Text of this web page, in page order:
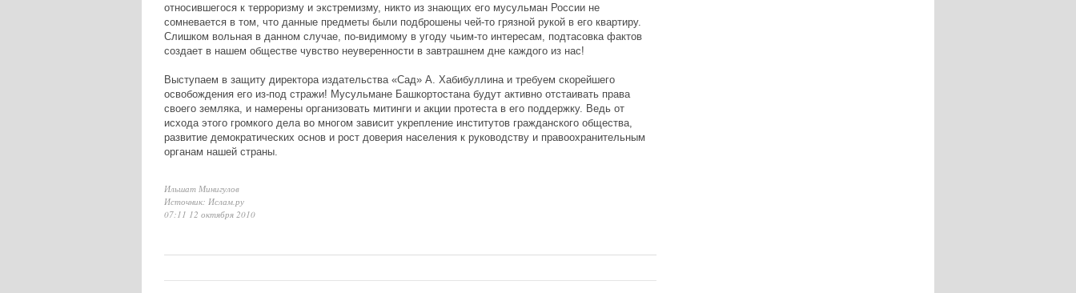
относившегося к терроризму и экстремизму, никто из знающих его мусульман России не
сомневается в том, что данные предметы были подброшены чей-то грязной рукой в его квартиру.
Слишком вольная в данном случае, по-видимому в угоду чьим-то интересам, подтасовка фактов
создает в нашем обществе чувство неуверенности в завтрашнем дне каждого из нас!
Выступаем в защиту директора издательства «Сад» А. Хабибуллина и требуем скорейшего
освобождения его из-под стражи! Мусульмане Башкортостана будут активно отстаивать права
своего земляка, и намерены организовать митинги и акции протеста в его поддержку. Ведь от
исхода этого громкого дела во многом зависит укрепление институтов гражданского общества,
развитие демократических основ и рост доверия населения к руководству и правоохранительным
органам нашей страны.
Ильшат Минигулов
Источник: Ислам.ру
07:11 12 октября 2010